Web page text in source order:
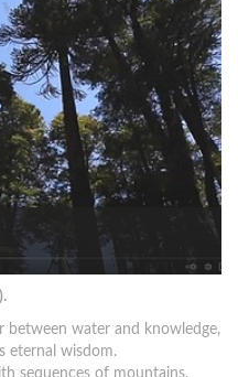
between water and knowledge,
eternal wisdom.
sequences of mountains,